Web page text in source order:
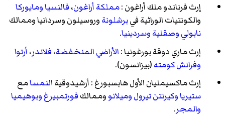
إرث فرناندو ملك أراغون :مملكة أراغون،فالنسياومايوركا
والكونتياتالوراثية فيبرشلونةوروسيلونوسردانياوممالك
نابوليوصقليةوسردينيا.
إرث ماري دوقة بورغونيا :الأراضي المنخفضة،فلاندر،أرتوا
وفرانش كومته(بيزانسون).
إرث ماكسيمليان الأول هابسبورغ : أرشيدوقيةالنمسامع
ستيرياوكيرنتنتيرولوميلانووممالكفورتمبيرغوبوهيميا
والمجر.